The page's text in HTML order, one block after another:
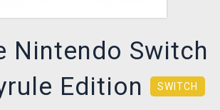
Nintendo Switch
Edition
SWITCH